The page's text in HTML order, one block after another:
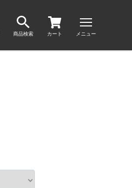
商品検索 カート メニュー